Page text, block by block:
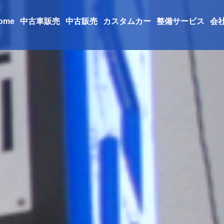
中古車販売 中古販売 カスタムカー 整備サービス 会